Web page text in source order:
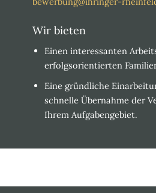
Wir bieten
Einen interessanten
erfolgsorientierten
Eine gründliche
schnelle Übernahme der
Ihrem Aufgabengebiet.